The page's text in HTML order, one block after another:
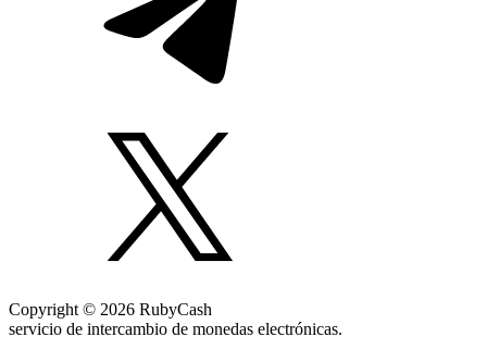
Copyright © 2026 RubyCash
servicio de intercambio de monedas electrónicas.